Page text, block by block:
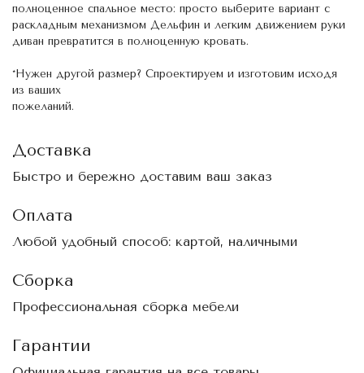
полноценное спальное место: просто выберите вариант с
раскладным механизмом Дельфин и легким движением руки
диван превратится в полноценную кровать.
*Нужен другой размер? Спроектируем и изготовим исходя
из ваших
пожеланий.
Доставка
Быстро и бережно доставим ваш заказ
Оплата
Любой удобный способ: картой, наличными
Сборка
Профессиональная сборка мебели
Гарантии